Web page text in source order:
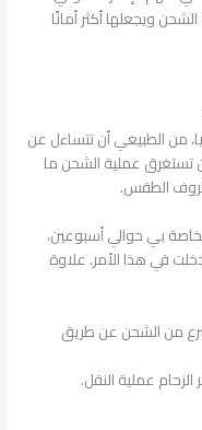
ويجعلها أكثر أمانًا
من الطبيعي أن تتساءل عن
تستغرق عملية الشحن ما
بي حوالي أسبوعين،
في هذا الأمر. علاوة
من الشحن عن طريق
عملية النقل.